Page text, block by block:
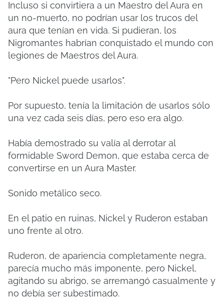
Incluso si convirtiera a un Maestro del Aura en
un no-muerto, no podrían usar los trucos del
aura que tenían en vida. Si pudieran, los
Nigromantes habrían conquistado el mundo con
legiones de Maestros del Aura.
"Pero Nickel puede usarlos".
Por supuesto, tenía la limitación de usarlos sólo
una vez cada seis días, pero eso era algo.
Había demostrado su valía al derrotar al
formidable Sword Demon, que estaba cerca de
convertirse en un Aura Master.
Sonido metálico seco.
En el patio en ruinas, Nickel y Ruderon estaban
uno frente al otro.
Ruderon, de apariencia completamente negra,
parecía mucho más imponente, pero Nickel,
agitando su abrigo, se arremangó casualmente y
no debía ser subestimado.